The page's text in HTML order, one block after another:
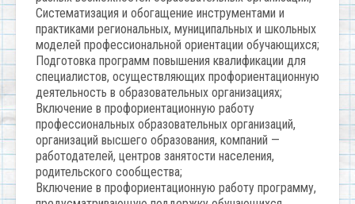
Систематизация и обогащение инструментами и
практиками региональных, муниципальных и школьных
моделей профессиональной ориентации обучающихся;
Подготовка программ повышения квалификации для
специалистов, осуществляющих профориентационную
деятельность в образовательных организациях;
Включение в профориентационную работу
профессиональных образовательных организаций,
организаций высшего образования, компаний —
работодателей, центров занятости населения,
родительского сообщества;
Включение в профориентационную работу программу,